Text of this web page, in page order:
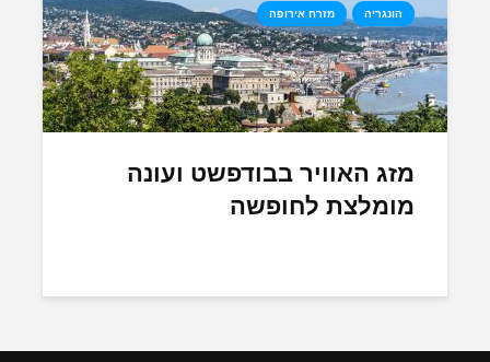
הונגריה מזרח אירופה
מזג האוויר בבודפשט ועונה
מומלצת לחופשה